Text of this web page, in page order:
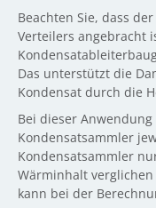
Beachten Sie, dass
Verteilers angebracht
Das unterstützt die
Kondensat durch die
Bei dieser
Kondensatsammler
Kondensatsammler
Wärminhalt
kann bei der